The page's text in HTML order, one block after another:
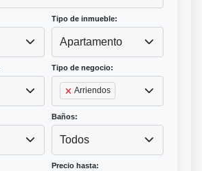
Tipo de inmueble:
Apartamento
Tipo de negocio:
Arriendos
Baños:
Todos
Precio hasta: